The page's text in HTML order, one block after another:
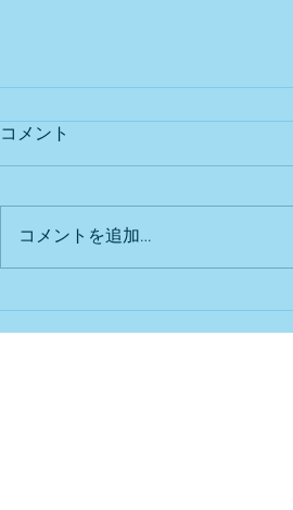
年長クラスキッチンカー へお
買い物
コメント
コメントを追加…